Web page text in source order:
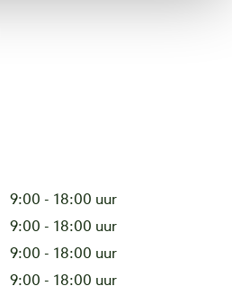
9:00 - 18:00 uur
9:00 - 18:00 uur
9:00 - 18:00 uur
9:00 - 18:00 uur